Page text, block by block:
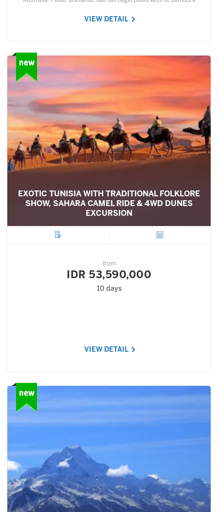
VIEW DETAIL
EXOTIC TUNISIA WITH TRADITIONAL FOLKLORE
SHOW, SAHARA CAMEL RIDE & 4WD DUNES
EXCURSION
from
IDR 53,590,000
10 days
VIEW DETAIL